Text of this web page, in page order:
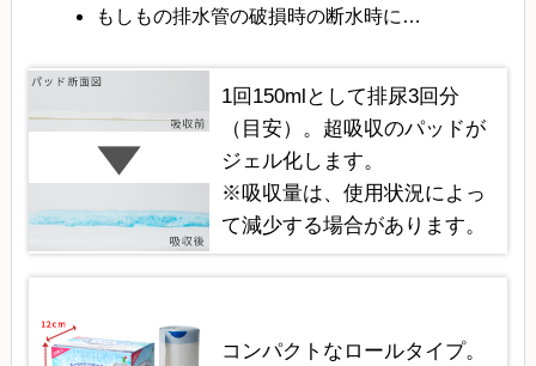
もしもの排水管の破損時の断水時に…
1回150mlとして排尿3回分
（目安）。超吸収のパッドが
ジェル化します。
※吸収量は、使用状況によっ
て減少する場合があります。
コンパクトなロールタイプ。